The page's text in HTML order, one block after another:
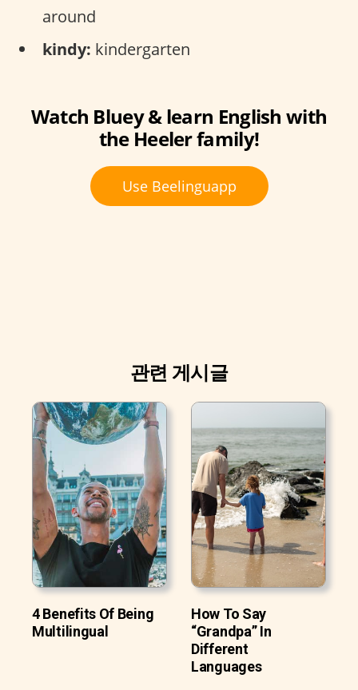
around
kindy: kindergarten
Watch Bluey & learn English with
the Heeler family!
Use Beelinguapp
관련 게시글
4 Benefits Of Being
Multilingual
How To Say
“Grandpa” In
Different
Languages